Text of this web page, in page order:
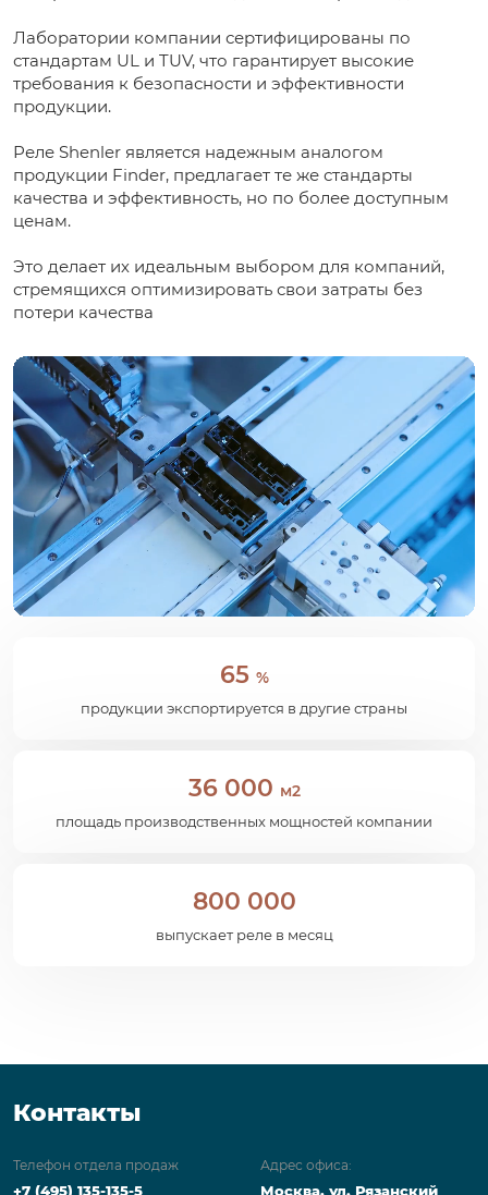
Лаборатории компании сертифицированы по
стандартам UL и TUV, что гарантирует высокие
требования к безопасности и эффективности
продукции.
Реле Shenler является надежным аналогом
продукции Finder, предлагает те же стандарты
качества и эффективность, но по более доступным
ценам.
Это делает их идеальным выбором для компаний,
стремящихся оптимизировать свои затраты без
потери качества
65 %
продукции экспортируется в другие страны
36 000 м2
площадь производственных мощностей компании
800 000
выпускает реле в месяц
Контакты
Телефон отдела продаж
+7 (495) 135-135-5
Адрес офиса:
Москва, ул. Рязанский